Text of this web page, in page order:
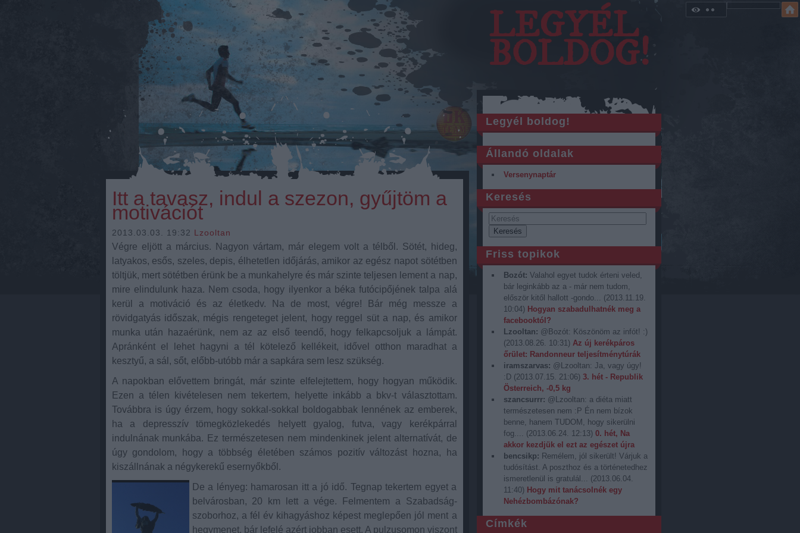
LEGYÉL
BOLDOG!
Legyél boldog!
Állandó oldalak
Versenynaptár
Keresés
Friss topikok
Bozót: Valahol egyet tudok érteni veled,
bár leginkább az a - már nem tudom,
először kitől hallott -gondo... (2013.11.19.
10:04) Hogyan szabadulhatnék meg a
facebooktól?
Lzooltan: @Bozót: Köszönöm az infót! :)
(2013.08.26. 10:31) Az új kerékpáros
őrület: Randonneur teljesítménytúrák
iramszarvas: @Lzooltan: Ja, vagy úgy!
:D (2013.07.15. 21:06) 3. hét - Republik
Österreich, -0,5 kg
szancsurrr: @Lzooltan: a diéta miatt
természetesen nem :P Én nem bízok
benne, hanem TUDOM, hogy sikerülni
fog.... (2013.06.24. 12:13) 0. hét, Na
akkor kezdjük el ezt az egészet újra
bencsikp: Remélem, jól sikerült! Várjuk a
tudósítást. A poszthoz és a történetedhez
ismeretlenül is gratulál... (2013.06.04.
11:40) Hogy mit tanácsolnék egy
Nehézbombázónak?
Címkék
Itt a tavasz, indul a szezon, gyűjtöm a
motivációt
2013.03.03. 19:32 Lzooltan
Végre eljött a március. Nagyon vártam, már elegem volt a télből. Sötét, hideg,
latyakos, esős, szeles, depis, élhetetlen időjárás, amikor az egész napot sötétben
töltjük, mert sötétben érünk be a munkahelyre és már szinte teljesen lement a nap,
mire elindulunk haza. Nem csoda, hogy ilyenkor a béka futócipőjének talpa alá
kerül a motiváció és az életkedv. Na de most, végre! Bár még messze a
rövidgatyás időszak, mégis rengeteget jelent, hogy reggel süt a nap, és amikor
munka után hazaérünk, nem az az első teendő, hogy felkapcsoljuk a lámpát.
Apránként el lehet hagyni a tél kötelező kellékeit, idővel otthon maradhat a
kesztyű, a sál, sőt, előbb-utóbb már a sapkára sem lesz szükség.
A napokban elővettem bringát, már szinte elfelejtettem, hogy hogyan működik.
Ezen a télen kivételesen nem tekertem, helyette inkább a bkv-t választottam.
Továbbra is úgy érzem, hogy sokkal-sokkal boldogabbak lennének az emberek,
ha a depresszív tömegközlekedés helyett gyalog, futva, vagy kerékpárral
indulnának munkába. Ez természetesen nem mindenkinek jelent alternatívát, de
úgy gondolom, hogy a többség életében számos pozitív változást hozna, ha
kiszállnának a négykerekű esernyőkből.
De a lényeg: hamarosan itt a jó idő. Tegnap tekertem egyet a
belvárosban, 20 km lett a vége. Felmentem a Szabadság-
szoborhoz, a fél év kihagyáshoz képest meglepően jól ment a
hegymenet, bár lefelé azért jobban esett. A pulzusomon viszont